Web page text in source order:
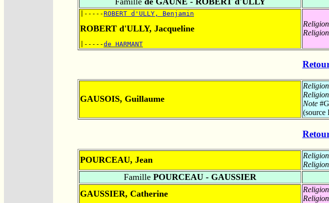
|-----ROBERT d'ULLY, Benjamin
ROBERT d'ULLY, Jacqueline
|-----de HARMANT
GAUSOIS, Guillaume
Note
(source
POURCEAU, Jean
Famille POURCEAU - GAUSSIER
GAUSSIER, Catherine